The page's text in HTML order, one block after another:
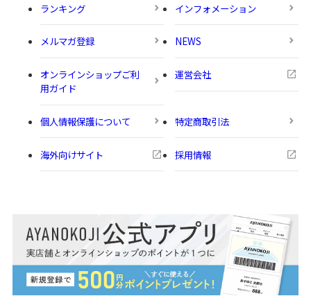
ランキング インフォメーション
メルマガ登録 NEWS
オンラインショップご利
用ガイド
運営会社
個人情報保護について 特定商取引法
海外向けサイト 採用情報